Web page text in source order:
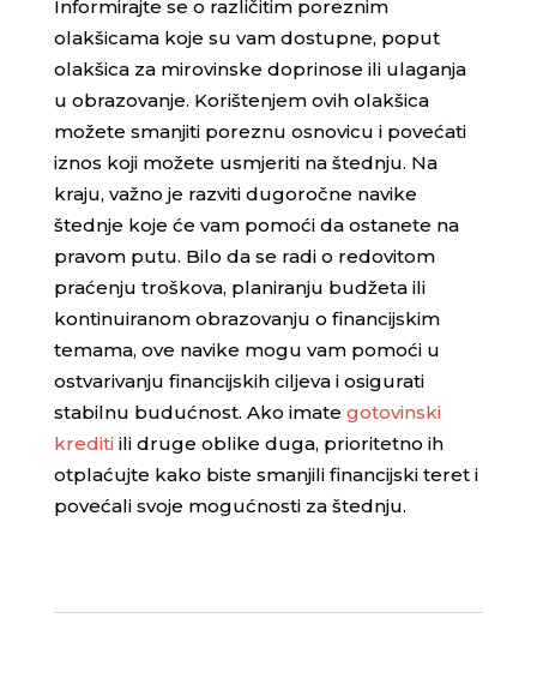
Informirajte se o različitim poreznim
olakšicama koje su vam dostupne, poput
olakšica za mirovinske doprinose ili ulaganja
u obrazovanje. Korištenjem ovih olakšica
možete smanjiti poreznu osnovicu i povećati
iznos koji možete usmjeriti na štednju. Na
kraju, važno je razviti dugoročne navike
štednje koje će vam pomoći da ostanete na
pravom putu. Bilo da se radi o redovitom
praćenju troškova, planiranju budžeta ili
kontinuiranom obrazovanju o financijskim
temama, ove navike mogu vam pomoći u
ostvarivanju financijskih ciljeva i osigurati
stabilnu budućnost. Ako imate gotovinski
krediti ili druge oblike duga, prioritetno ih
otplaćujte kako biste smanjili financijski teret i
povećali svoje mogućnosti za štednju.